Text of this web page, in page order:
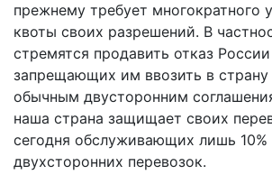
прежнему требует многократного
квоты своих разрешений. В
стремятся продавить отказ
запрещающих им ввозить в
обычным двусторонним
наша страна защищает своих
сегодня обслуживающих лишь 10%
двухсторонних перевозок.